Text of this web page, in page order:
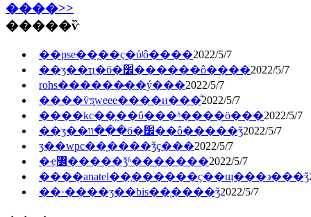
����>>
�����ѷ
��pse��֤��ҫ�ύʲô����2022/5/7
��ʒ��ҵִ�б�׼������ô����2022/5/7
rohs������̷��ý���2022/5/7
����ѷƽ̨weee����и���ͣ2022/5/7
����kc��֤��ΰ���ʱ����ö���2022/5/7
��ʒ��װ��ִ�б�׼��ô�����ǯ2022/5/7
ӡ��wpc��֤����ǯҫ���2022/5/7
�ҿ߼�����ǯʱ�������2022/5/7
����anatel��֤������ҫ��щ���϶���ǯ
��·����ӡ��bis��֤����ǯ2022/5/7